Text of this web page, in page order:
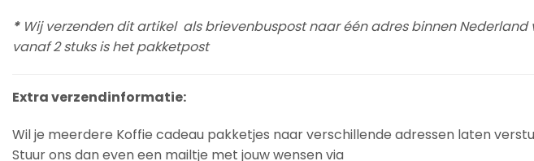
* Wij verzenden dit artikel als brievenbuspost naar één adres binnen Nederland
vanaf 2 stuks is het pakketpost
Extra verzendinformatie:
Wil je meerdere Koffie cadeau pakketjes naar verschillende adressen laten
Stuur ons dan even een mailtje met jouw wensen via